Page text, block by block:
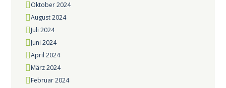
Oktober2024
August2024
Juli 2024
Juni 2024
April 2024
März2024
Februar2024